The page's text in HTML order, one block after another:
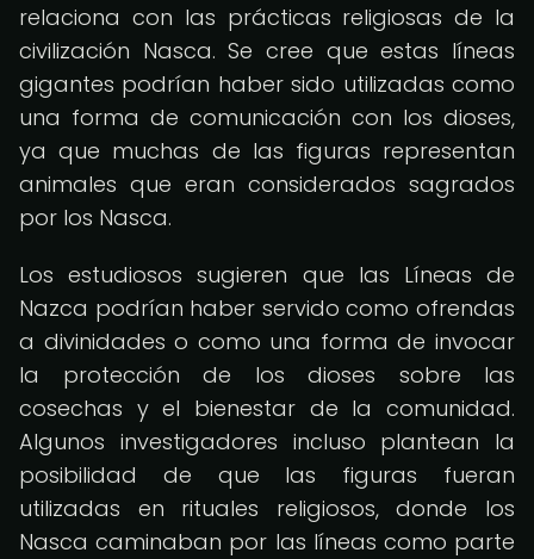
relaciona con las prácticas religiosas de la
civilización Nasca. Se cree que estas líneas
gigantes podrían haber sido utilizadas como
una forma de comunicación con los dioses,
ya que muchas de las figuras representan
animales que eran considerados sagrados
por los Nasca.
Los estudiosos sugieren que las Líneas de
Nazca podrían haber servido como ofrendas
a divinidades o como una forma de invocar
la protección de los dioses sobre las
cosechas y el bienestar de la comunidad.
Algunos investigadores incluso plantean la
posibilidad de que las figuras fueran
utilizadas en rituales religiosos, donde los
Nasca caminaban por las líneas como parte